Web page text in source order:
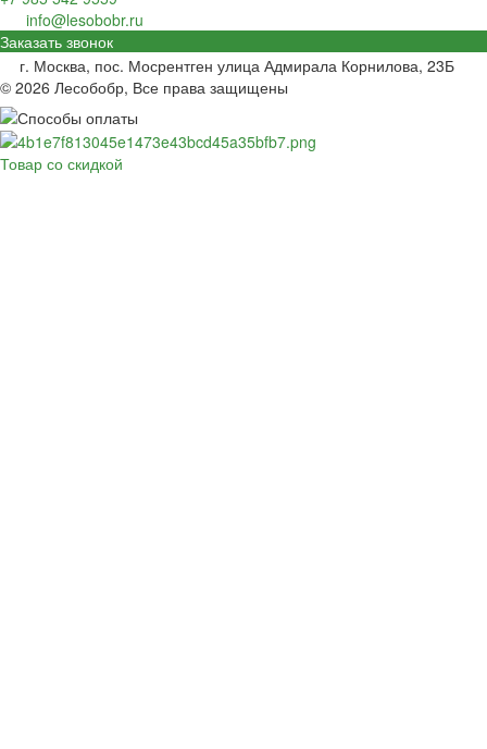
info@lesobobr.ru
Заказать звонок
г. Москва, пос. Мосрентген улица Адмирала Корнилова, 23Б
© 2026 Лесобобр, Все права защищены
Товар со скидкой